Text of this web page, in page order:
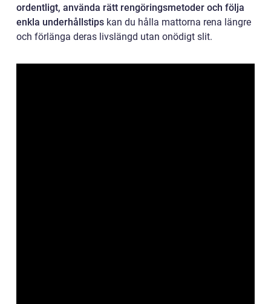
ordentligt, använda rätt rengöringsmetoder och följa
enkla underhållstips kan du hålla mattorna rena längre
och förlänga deras livslängd utan onödigt slit.